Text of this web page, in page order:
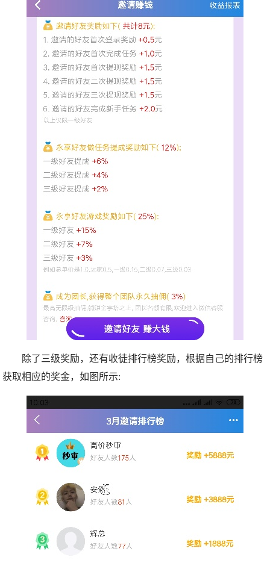
除了三级奖励，还有收徒排行榜奖励，根据自己的排行榜
获取相应的奖金，如图所示: